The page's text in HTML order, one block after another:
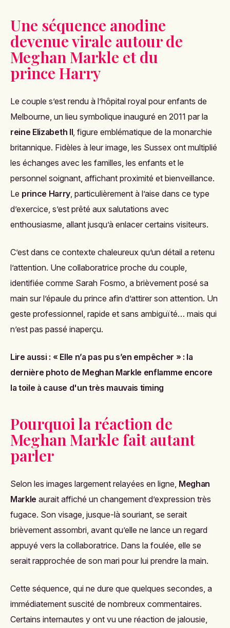
Une séquence anodine
devenue virale autour de
Meghan Markle et du
prince Harry
Le couple s’est rendu à l’hôpital royal pour enfants de
Melbourne, un lieu symbolique inauguré en 2011 par la
reine Elizabeth II, figure emblématique de la monarchie
britannique. Fidèles à leur image, les Sussex ont multiplié
les échanges avec les familles, les enfants et le
personnel soignant, affichant proximité et bienveillance.
Le prince Harry, particulièrement à l’aise dans ce type
d’exercice, s’est prêté aux salutations avec
enthousiasme, allant jusqu’à enlacer certains visiteurs.
C’est dans ce contexte chaleureux qu’un détail a retenu
l’attention. Une collaboratrice proche du couple,
identifiée comme Sarah Fosmo, a brièvement posé sa
main sur l’épaule du prince afin d’attirer son attention. Un
geste professionnel, rapide et sans ambiguïté… mais qui
n’est pas passé inaperçu.
Lire aussi : « Elle n’a pas pu s’en empêcher » : la
dernière photo de Meghan Markle enflamme encore
la toile à cause d'un très mauvais timing
Pourquoi la réaction de
Meghan Markle fait autant
parler
Selon les images largement relayées en ligne, Meghan
Markle aurait affiché un changement d’expression très
fugace. Son visage, jusque-là souriant, se serait
brièvement assombri, avant qu’elle ne lance un regard
appuyé vers la collaboratrice. Dans la foulée, elle se
serait rapprochée de son mari pour lui prendre la main.
Cette séquence, qui ne dure que quelques secondes, a
immédiatement suscité de nombreux commentaires.
Certains internautes y ont vu une réaction de jalousie,